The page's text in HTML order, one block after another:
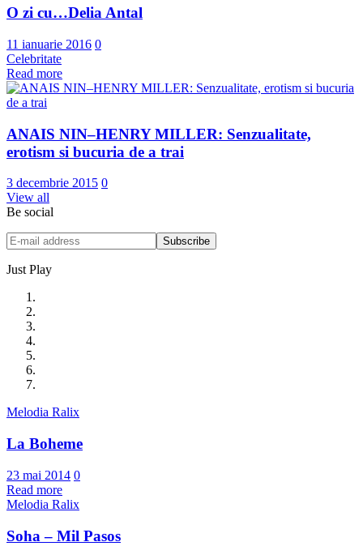
O zi cu…Delia Antal
11 ianuarie 2016 0
Celebritate
Read more
ANAIS NIN–HENRY MILLER: Senzualitate,
erotism si bucuria de a trai
3 decembrie 2015 0
View all
Be social
Just Play
Melodia Ralix
La Boheme
23 mai 2014 0
Read more
Melodia Ralix
Soha – Mil Pasos